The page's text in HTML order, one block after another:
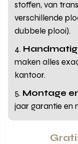
stoffen, van
verschillende
dubbele plooi).
maken alles
kantoor.
Montage
jaar garantie en